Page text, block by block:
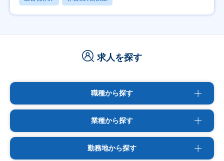
求人を探す
職種から探す
業種から探す
勤務地から探す